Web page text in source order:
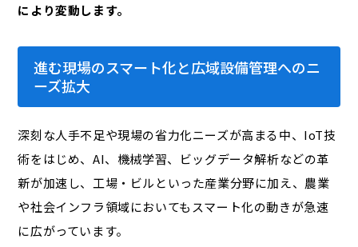
により変動します。
進む現場のスマート化と広域設備管理へのニ
ーズ拡大
深刻な人手不足や現場の省力化ニーズが高まる中、IoT技
術をはじめ、AI、機械学習、ビッグデータ解析などの革
新が加速し、工場・ビルといった産業分野に加え、農業
や社会インフラ領域においてもスマート化の動きが急速
に広がっています。